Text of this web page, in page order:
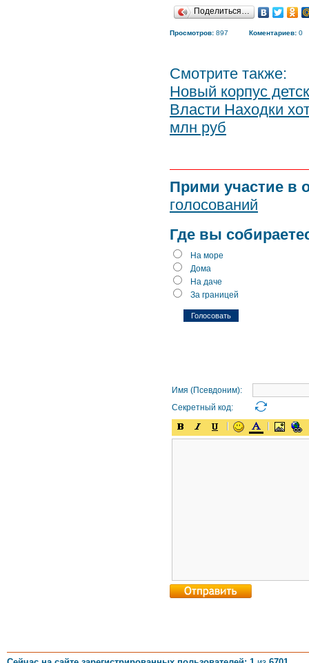
Поделиться…
Просмотров: 897 Коментариев: 0
Смотрите также:
Новый корпус
Власти Находки
млн руб
Прими участие в
голосований
Где вы
На море
Дома
На даче
За границей
Имя (Псевдоним):
Секретный код: